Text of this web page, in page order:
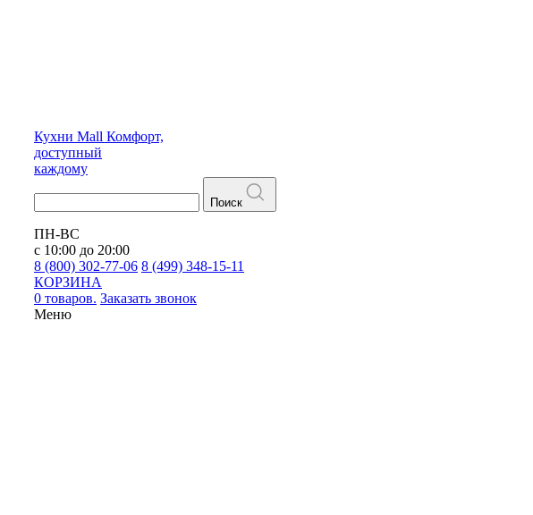
Кухни Mall Комфорт,
доступный
каждому
Поиск
ПН-ВС
с 10:00 до 20:00
8 (800) 302-77-06 8 (499) 348-15-11
КОРЗИНА
0 товаров. Заказать звонок
Меню